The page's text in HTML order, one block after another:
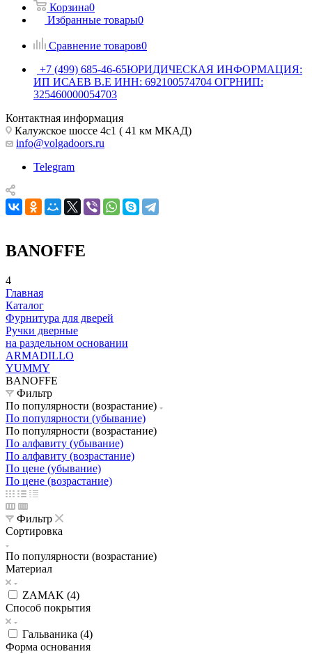
Корзина0
Избранные товары0
Сравнение товаров0
+7 (499) 685-46-65ЮРИДИЧЕСКАЯ ИНФОРМАЦИЯ:
ИП ИСАЕВ В.Е ИНН: 692100574704 ОГРНИП:
325460000054703
Контактная информация
Калужское шоссе 4с1 ( 41 км МКАД)
info@volgadoors.ru
Telegram
BANOFFE
4
Главная
Каталог
Фурнитура для дверей
Ручки дверные
на раздельном основании
ARMADILLO
YUMMY
BANOFFE
Фильтр
По популярности (возрастание)
По популярности (убывание)
По популярности (возрастание)
По алфавиту (убывание)
По алфавиту (возрастание)
По цене (убывание)
По цене (возрастание)
Фильтр
Сортировка
По популярности (возрастание)
Материал
ZAMAK (4)
Способ покрытия
Гальваника (4)
Форма основания